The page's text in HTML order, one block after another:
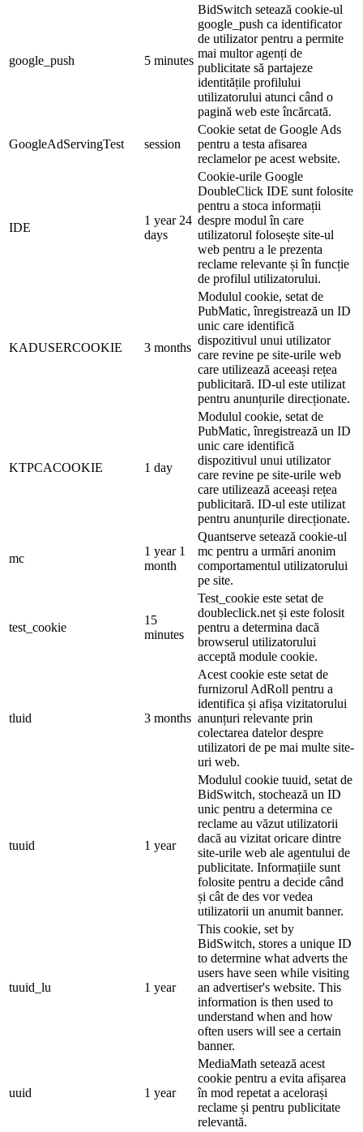
google_push 5 minutes
BidSwitch setează cookie-ul
google_push ca identificator
de utilizator pentru a permite
mai multor agenți de
publicitate să partajeze
identitățile profilului
utilizatorului atunci când o
pagină web este încărcată.
GoogleAdServingTest session
Cookie setat de Google Ads
pentru a testa afisarea
reclamelor pe acest website.
IDE
1 year 24
days
Cookie-urile Google
DoubleClick IDE sunt folosite
pentru a stoca informații
despre modul în care
utilizatorul folosește site-ul
web pentru a le prezenta
reclame relevante și în funcție
de profilul utilizatorului.
KADUSERCOOKIE 3 months
Modulul cookie, setat de
PubMatic, înregistrează un ID
unic care identifică
dispozitivul unui utilizator
care revine pe site-urile web
care utilizează aceeași rețea
publicitară. ID-ul este utilizat
pentru anunțurile direcționate.
KTPCACOOKIE 1 day
Modulul cookie, setat de
PubMatic, înregistrează un ID
unic care identifică
dispozitivul unui utilizator
care revine pe site-urile web
care utilizează aceeași rețea
publicitară. ID-ul este utilizat
pentru anunțurile direcționate.
mc
1 year 1
month
Quantserve setează cookie-ul
mc pentru a urmări anonim
comportamentul utilizatorului
pe site.
test_cookie
15
minutes
Test_cookie este setat de
doubleclick.net și este folosit
pentru a determina dacă
browserul utilizatorului
acceptă module cookie.
tluid 3 months
Acest cookie este setat de
furnizorul AdRoll pentru a
identifica și afișa vizitatorului
anunțuri relevante prin
colectarea datelor despre
utilizatori de pe mai multe site-
uri web.
tuuid 1 year
Modulul cookie tuuid, setat de
BidSwitch, stochează un ID
unic pentru a determina ce
reclame au văzut utilizatorii
dacă au vizitat oricare dintre
site-urile web ale agentului de
publicitate. Informațiile sunt
folosite pentru a decide când
și cât de des vor vedea
utilizatorii un anumit banner.
tuuid_lu 1 year
This cookie, set by
BidSwitch, stores a unique ID
to determine what adverts the
users have seen while visiting
an advertiser's website. This
information is then used to
understand when and how
often users will see a certain
banner.
uuid 1 year
MediaMath setează acest
cookie pentru a evita afișarea
în mod repetat a acelorași
reclame și pentru publicitate
relevantă.